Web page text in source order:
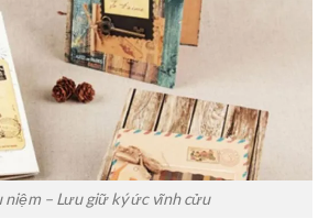
– Lưu giữ ký ức vĩnh cửu